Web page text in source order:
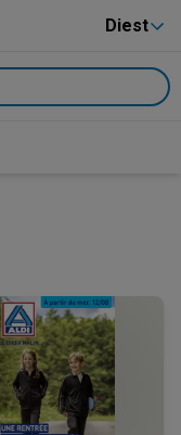
Diest